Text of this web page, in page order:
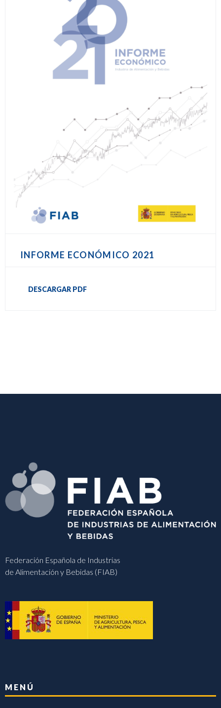
INFORME ECONÓMICO 2021
DESCARGAR PDF
Federación Española de Industrias
de Alimentación y Bebidas (FIAB)
MENÚ